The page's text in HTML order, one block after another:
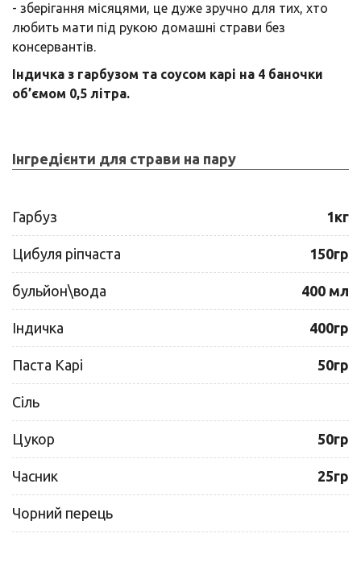
- зберігання місяцями, це дуже зручно для тих, хто
любить мати під рукою домашні страви без
консервантів.
Індичка з гарбузом та соусом карі на 4 баночки
об’ємом 0,5 літра.
Інгредієнти для страви на пару
Гарбуз 1кг
Цибуля ріпчаста 150гр
бульйон\вода 400 мл
Індичка 400гр
Паста Карі 50гр
Сіль
Цукор 50гр
Часник 25гр
Чорний перець